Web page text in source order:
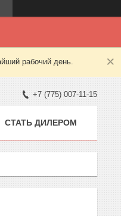
рабочий день.
+7 (775) 007-11-15
СТАТЬ ДИЛЕРОМ